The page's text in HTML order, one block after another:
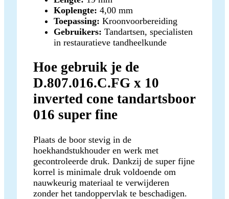
Koplengte: 4,00 mm
Toepassing: Kroonvoorbereiding
Gebruikers: Tandartsen, specialisten
in restauratieve tandheelkunde
Hoe gebruik je de
D.807.016.C.FG x 10
inverted cone tandartsboor
016 super fine
Plaats de boor stevig in de
hoekhandstukhouder en werk met
gecontroleerde druk. Dankzij de super fijne
korrel is minimale druk voldoende om
nauwkeurig materiaal te verwijderen
zonder het tandoppervlak te beschadigen.